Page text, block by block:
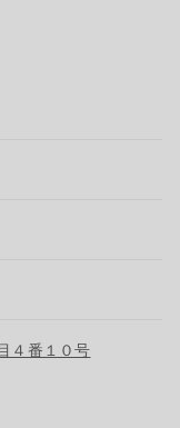
４番１０号